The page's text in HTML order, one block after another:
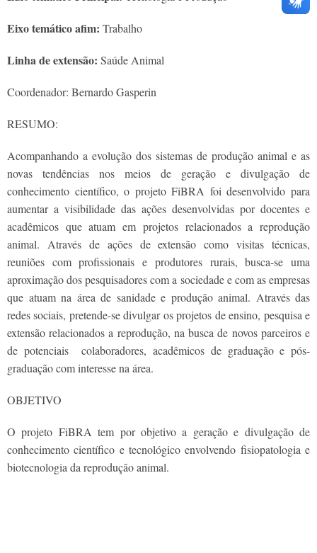
Eixo temático afim: Trabalho
Linha de extensão: Saúde Animal
Coordenador: Bernardo Gasperin
RESUMO:
Acompanhando a evolução dos sistemas de produção animal e as
novas tendências nos meios de geração e divulgação de
conhecimento científico, o projeto FiBRA foi desenvolvido para
aumentar a visibilidade das ações desenvolvidas por docentes e
acadêmicos que atuam em projetos relacionados a reprodução
animal. Através de ações de extensão como visitas técnicas,
reuniões com profissionais e produtores rurais, busca-se uma
aproximação dos pesquisadores com a sociedade e com as empresas
que atuam na área de sanidade e produção animal. Através das
redes sociais, pretende-se divulgar os projetos de ensino, pesquisa e
extensão relacionados a reprodução, na busca de novos parceiros e
de potenciais colaboradores, acadêmicos de graduação e pós-
graduação com interesse na área.
OBJETIVO
O projeto FiBRA tem por objetivo a geração e divulgação de
conhecimento científico e tecnológico envolvendo fisiopatologia e
biotecnologia da reprodução animal.